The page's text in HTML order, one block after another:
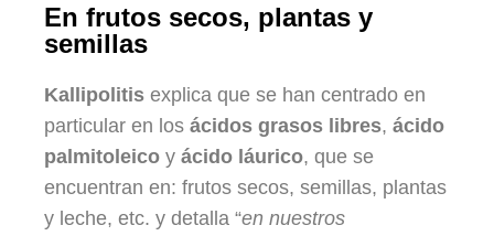
En frutos secos, plantas y
semillas
Kallipolitis explica que se han centrado en
particular en los ácidos grasos libres, ácido
palmitoleico y ácido láurico, que se
encuentran en: frutos secos, semillas, plantas
y leche, etc. y detalla “en nuestros